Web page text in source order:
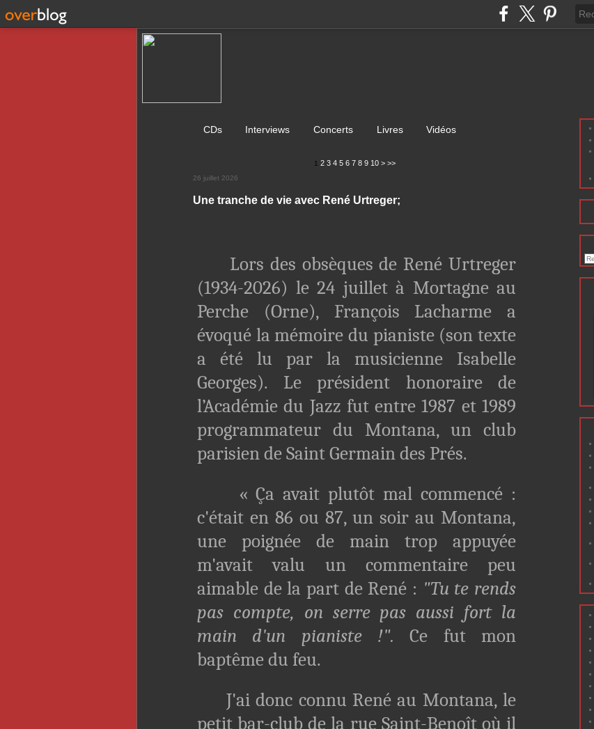
CDs Interviews Concerts Livres Vidéos
1 2 3 4 5 6 7 8 9 10 > >>
26 juillet 2026
Une tranche de vie avec René Urtreger;
Lors des obsèques de René Urtreger
(1934-2026) le 24 juillet à Mortagne au
Perche (Orne), François Lacharme a
évoqué la mémoire du pianiste (son texte
a été lu par la musicienne Isabelle
Georges). Le président honoraire de
l’Académie du Jazz fut entre 1987 et 1989
programmateur du Montana, un club
parisien de Saint Germain des Prés.
« Ça avait plutôt mal commencé :
c'était en 86 ou 87, un soir au Montana,
une poignée de main trop appuyée
m'avait valu un commentaire peu
aimable de la part de René : "Tu te rends
pas compte, on serre pas aussi fort la
main d'un pianiste !". Ce fut mon
baptême du feu.
J'ai donc connu René au Montana, le
petit bar-club de la rue Saint-Benoît où il